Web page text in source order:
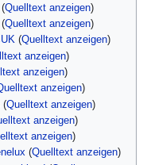
(Quelltext anzeigen)
(Quelltext anzeigen)
(Quelltext anzeigen)
anzeigen)
anzeigen)
anzeigen)
(Quelltext anzeigen)
anzeigen)
anzeigen)
(Quelltext anzeigen)